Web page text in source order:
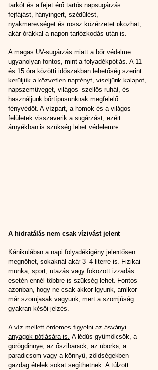
tarkót és a fejet érő tartós napsugárzás
fejfájást, hányingert, szédülést,
nyakmerevséget és rossz közérzetet okozhat,
akár órákkal a napon tartózkodás után is.
A magas UV-sugárzás miatt a bőr védelme
ugyanolyan fontos, mint a folyadékpótlás. A 11
és 15 óra közötti időszakban lehetőség szerint
kerüljük a közvetlen napfényt, viseljünk kalapot,
napszemüveget, világos, szellős ruhát, és
használjunk bőrtípusunknak megfelelő
fényvédőt. A vízpart, a homok és a világos
felületek visszaverik a sugárzást, ezért
árnyékban is szükség lehet védelemre.
A hidratálás nem csak vízivást jelent
Kánikulában a napi folyadékigény jelentősen
megnőhet, sokaknál akár 3–4 literre is. Fizikai
munka, sport, utazás vagy fokozott izzadás
esetén ennél többre is szükség lehet. Fontos
azonban, hogy ne csak akkor igyunk, amikor
már szomjasak vagyunk, mert a szomjúság
gyakran késői jelzés.
A víz mellett érdemes figyelni az ásványi
anyagok pótlására is. A lédús gyümölcsök, a
görögdinnye, az őszibarack, az uborka, a
paradicsom vagy a könnyű, zöldségekben
gazdag ételek sokat segíthetnek. A túlzott